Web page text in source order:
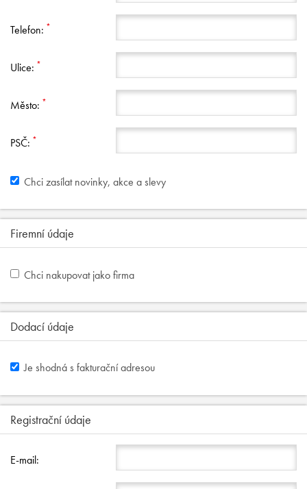
Telefon: *
Ulice: *
Město: *
PSČ: *
Chci zasílat novinky, akce a slevy
Firemní údaje
Chci nakupovat jako firma
Dodací údaje
Je shodná s fakturační adresou
Registrační údaje
E-mail: